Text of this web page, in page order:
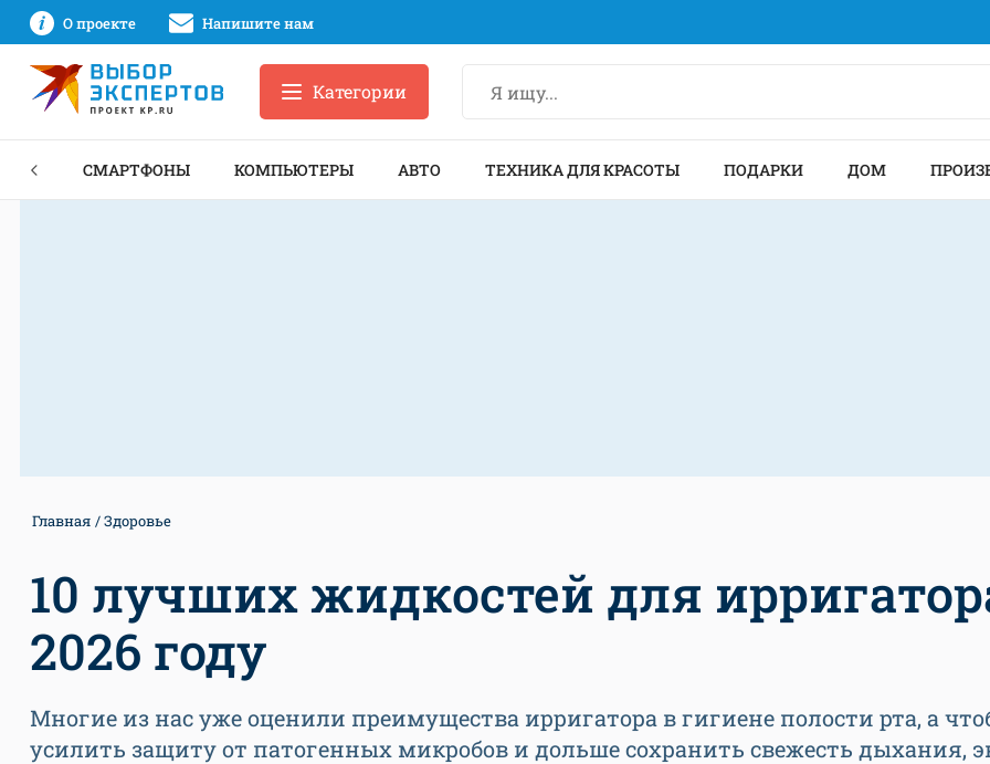
О проекте Напишите нам
Категории
СМАРТФОНЫ КОМПЬЮТЕРЫ АВТО ТЕХНИКА ДЛЯ КРАСОТЫ ПОДАРКИ ДОМ
Главная Здоровье
10 лучших жидкостей для
2026 году
Многие из нас уже оценили преимущества ирригатора в гигиене полости рта, а
усилить защиту от патогенных микробов и дольше сохранить свежесть дыхания,